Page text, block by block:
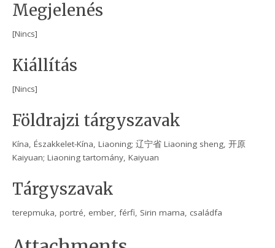
Megjelenés
[Nincs]
Kiállítás
[Nincs]
Földrajzi tárgyszavak
Kína, Északkelet-Kína, Liaoning; 辽宁省 Liaoning sheng, 开原
Kaiyuan; Liaoning tartomány, Kaiyuan
Tárgyszavak
terepmuka, portré, ember, férfi, Sirin mama, családfa